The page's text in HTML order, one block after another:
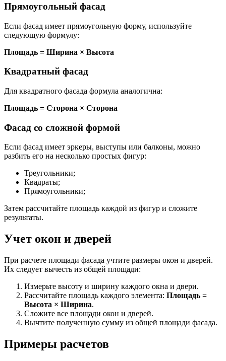
Прямоугольный фасад
Если фасад имеет прямоугольную форму, используйте
следующую формулу:
Площадь = Ширина × Высота
Квадратный фасад
Для квадратного фасада формула аналогична:
Площадь = Сторона × Сторона
Фасад со сложной формой
Если фасад имеет эркеры, выступы или балконы, можно
разбить его на несколько простых фигур:
Треугольники;
Квадраты;
Прямоугольники;
Затем рассчитайте площадь каждой из фигур и сложите
результаты.
Учет окон и дверей
При расчете площади фасада учтите размеры окон и дверей.
Их следует вычесть из общей площади:
Измерьте высоту и ширину каждого окна и двери.
Рассчитайте площадь каждого элемента: Площадь =
Высота × Ширина.
Сложите все площади окон и дверей.
Вычтите полученную сумму из общей площади фасада.
Примеры расчетов